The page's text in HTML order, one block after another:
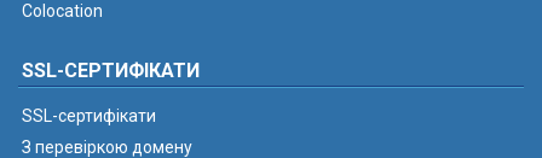
Colocation
SSL-СЕРТИФІКАТИ
SSL-сертифікати
З перевіркою домену